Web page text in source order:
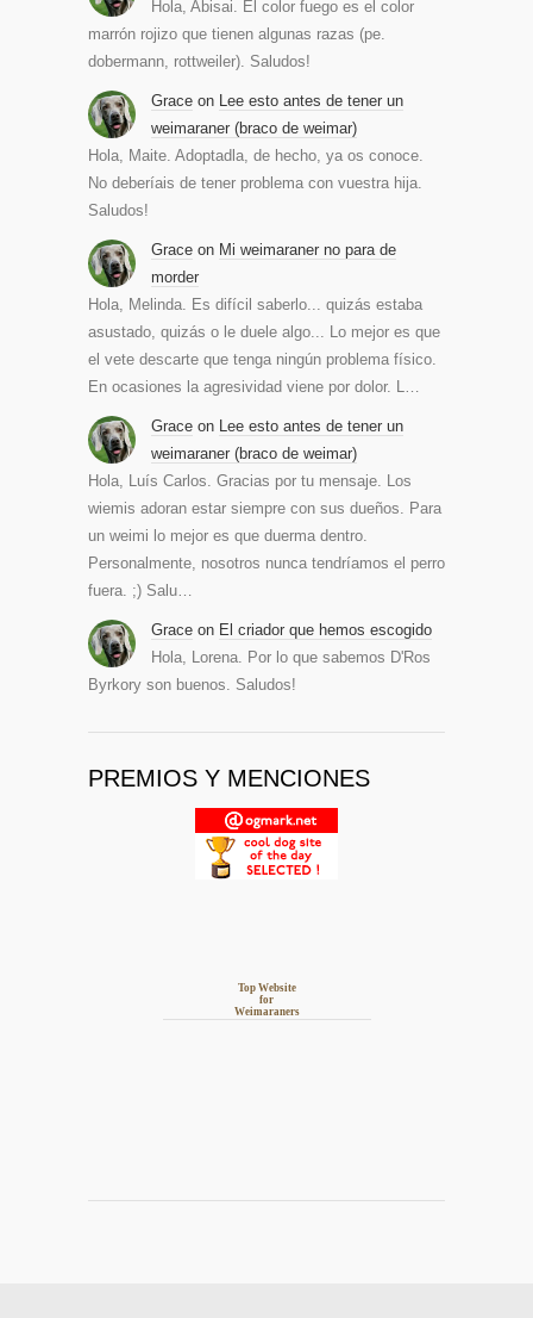
Hola, Abisai. El color fuego es el color
marrón rojizo que tienen algunas razas (pe.
dobermann, rottweiler). Saludos!
Grace on Lee esto antes de tener un
weimaraner (braco de weimar)
Hola, Maite. Adoptadla, de hecho, ya os conoce.
No deberíais de tener problema con vuestra hija.
Saludos!
Grace on Mi weimaraner no para de
morder
Hola, Melinda. Es difícil saberlo... quizás estaba
asustado, quizás o le duele algo... Lo mejor es que
el vete descarte que tenga ningún problema físico.
En ocasiones la agresividad viene por dolor. L…
Grace on Lee esto antes de tener un
weimaraner (braco de weimar)
Hola, Luís Carlos. Gracias por tu mensaje. Los
wiemis adoran estar siempre con sus dueños. Para
un weimi lo mejor es que duerma dentro.
Personalmente, nosotros nunca tendríamos el perro
fuera. ;) Salu…
Grace on El criador que hemos escogido
Hola, Lorena. Por lo que sabemos D'Ros
Byrkory son buenos. Saludos!
PREMIOS Y MENCIONES
Top Website
for
Weimaraners